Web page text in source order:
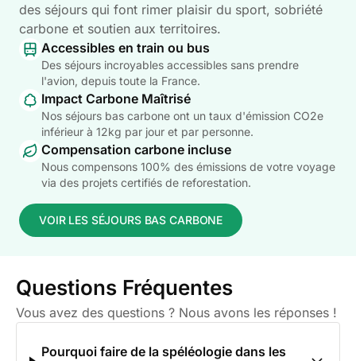
des séjours qui font rimer plaisir du sport, sobriété
carbone et soutien aux territoires.
Accessibles en train ou bus
Des séjours incroyables accessibles sans prendre
l'avion, depuis toute la France.
Impact Carbone Maîtrisé
Nos séjours bas carbone ont un taux d'émission CO2e
inférieur à 12kg par jour et par personne.
Compensation carbone incluse
Nous compensons 100% des émissions de votre voyage
via des projets certifiés de reforestation.
VOIR LES SÉJOURS BAS CARBONE
Questions Fréquentes
Vous avez des questions ? Nous avons les réponses !
Pourquoi faire de la spéléologie dans les